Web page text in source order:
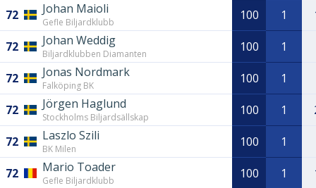
72 Johan Maioli
Gefle Biljardklubb 100 1
72 Johan Weddig
Biljardklubben Diamanten 100 1
72 Jonas Nordmark
Falköping BK 100 1
72 Jörgen Haglund
Stockholms Biljardsällskap 100 1
72 Laszlo Szili
BK Milen 100 1
72 Mario Toader
Gefle Biljardklubb 100 1